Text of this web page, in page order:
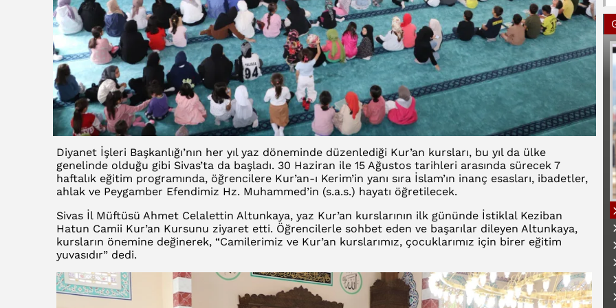
Diyanet İşleri Başkanlığı’nın her yıl yaz döneminde düzenlediği Kur’an kursları, bu yıl da ülke
genelinde olduğu gibi Sivas’ta da başladı. 30 Haziran ile 15 Ağustos tarihleri arasında sürecek 7
haftalık eğitim programında, öğrencilere Kur’an-ı Kerim’in yanı sıra İslam’ın inanç esasları, ibadetler,
ahlak ve Peygamber Efendimiz Hz. Muhammed’in (s.a.s.) hayatı öğretilecek.
Sivas İl Müftüsü Ahmet Celalettin Altunkaya, yaz Kur’an kurslarının ilk gününde İstiklal Keziban
Hatun Camii Kur’an Kursunu ziyaret etti. Öğrencilerle sohbet eden ve başarılar dileyen Altunkaya,
kursların önemine değinerek, “Camilerimiz ve Kur’an kurslarımız, çocuklarımız için birer eğitim
yuvasıdır” dedi.